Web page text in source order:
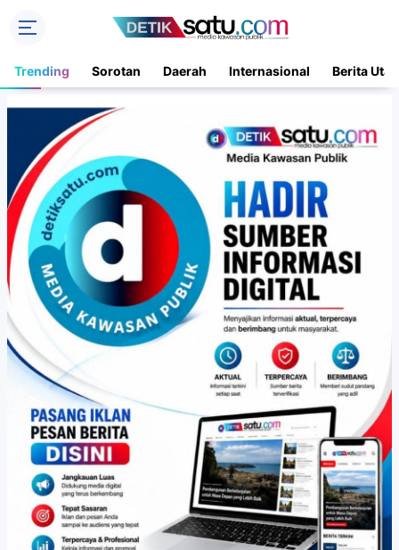
Trending Sorotan Daerah Internasional Berita